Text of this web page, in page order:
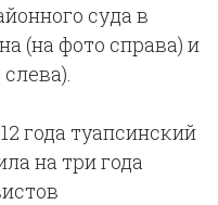
суда в
(на фото справа) и
года туапсинский
на три года